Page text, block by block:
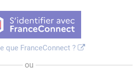
que FranceConnect ?
ou